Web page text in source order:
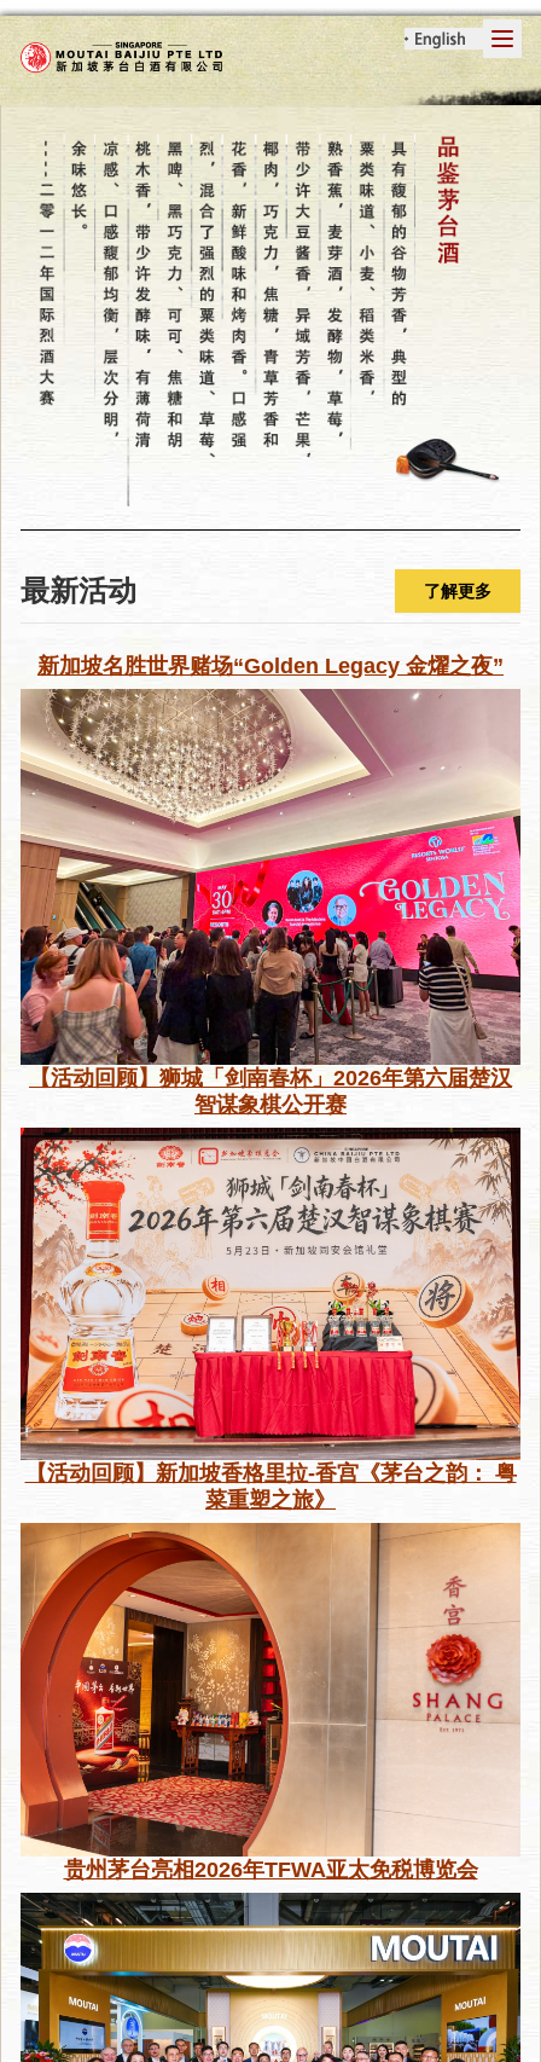
最新活动 了解更多
新加坡名胜世界赌场“Golden Legacy 金燿之夜”
【活动回顾】狮城「剑南春杯」2026年第六届楚汉
智谋象棋公开赛
【活动回顾】新加坡香格里拉-香宫《茅台之韵： 粤
菜重塑之旅》
贵州茅台亮相2026年TFWA亚太免税博览会